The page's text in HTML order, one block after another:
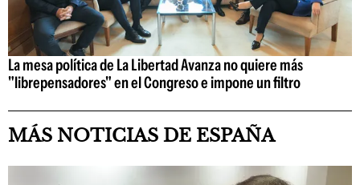
La mesa política de La Libertad Avanza no quiere más
"librepensadores" en el Congreso e impone un filtro
MÁS NOTICIAS DE ESPAÑA